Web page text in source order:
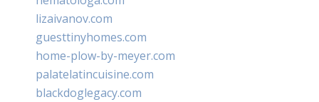
lizaivanov.com
guesttinyhomes.com
home-plow-by-meyer.com
palatelatincuisine.com
blackdoglegacy.com